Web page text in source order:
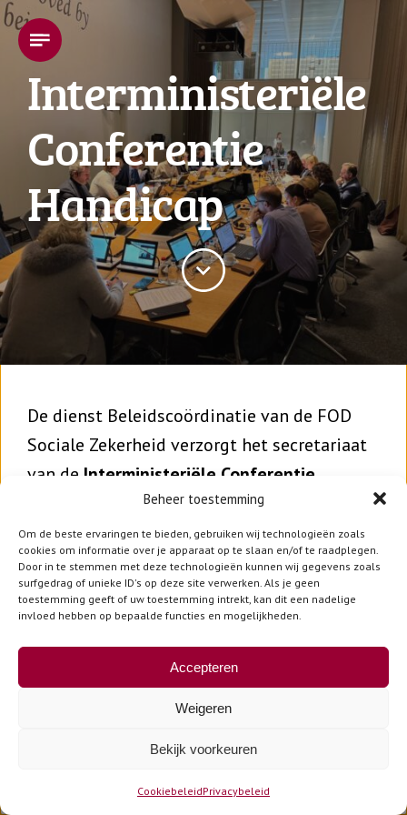
Beheer toestemming
Om de beste ervaringen te bieden, gebruiken wij technologieën zoals
cookies om informatie over je apparaat op te slaan en/of te raadplegen.
Door in te stemmen met deze technologieën kunnen wij gegevens zoals
surfgedrag of unieke ID's op deze site verwerken. Als je geen
toestemming geeft of uw toestemming intrekt, kan dit een nadelige
invloed hebben op bepaalde functies en mogelijkheden.
Accepteren
Weigeren
Bekijk voorkeuren
CookiebeleidPrivacybeleid
Interministeriële
Conferentie
Handicap
De dienst Beleidscoördinatie van de FOD
Sociale Zekerheid verzorgt het secretariaat
van de Interministeriële Conferentie
(“IMC Handicap”), het
overlegplatform tussen de federale
overheid, de gemeenschappen en de
gewesten over handicapgebonden
aangelegenheden.
In 2025 werd de IMC Handicap opnieuw
opgestart voor de nieuwe legislatuur. Voor
deel uit van de algemene IMC “Gelijke
kansen, handicap en racismebestrijding “. De